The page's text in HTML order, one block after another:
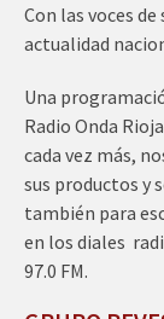
Con las voces
actualidad
Una
Radio Onda
cada vez más,
sus productos y
también para
en los diales
97.0 FM.